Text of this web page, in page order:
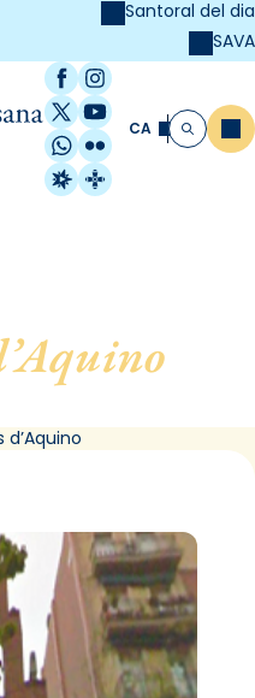
Santoral del dia
SAVA
Facebook
Instagram
X / Twitter
YouTube
WhatsApp
Flickr
Radio Estel
Catalunya
CA Cerca